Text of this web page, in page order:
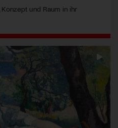
Konzept und Raum in ihr